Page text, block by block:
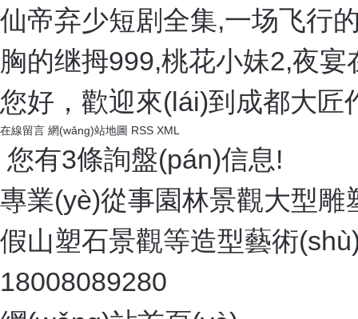
仙帝弃少短剧全集,一场飞行
胸的继拇999,桃花小妹2,夜
您好，歡迎來(lái)到成都大
在線留言 網(wǎng)站地圖 RSS XML
您有3條詢盤(pán)信息!
專業(yè)從事園林景觀大型雕
假山塑石景觀等造型藝術